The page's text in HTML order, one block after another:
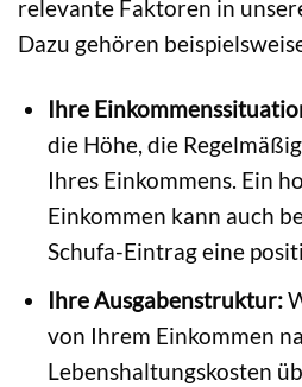
relevante Faktoren in
Dazu gehören
Ihre
die Höhe, die
Ihres Einkommens. Ein
Einkommen kann auch
Schufa-Eintrag eine
Ihre Ausgabenstruktur:
von Ihrem Einkommen
Lebenshaltungskosten